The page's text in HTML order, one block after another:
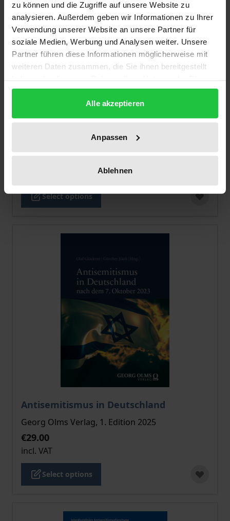
zu können und die Zugriffe auf unsere Website zu
analysieren. Außerdem geben wir Informationen zu Ihrer
Verwendung unserer Website an unsere Partner für
soziale Medien, Werbung und Analysen weiter. Unsere
Partner führen diese Informationen möglicherweise mit
weiteren Daten zusammen, die Sie ihnen bereitgestellt
gesammelt haben.
Alle akzeptieren
Anpassen
Ablehnen
The price depends on the options chosen on the
Nomos, 1. Edition 2024
€64.00
Select options
Antisemitismus in Deutschland
The price depends on the options chosen on the
Georg Olms Verlag, 1. Edition 2025
€29.00
incl. VAT
Select options